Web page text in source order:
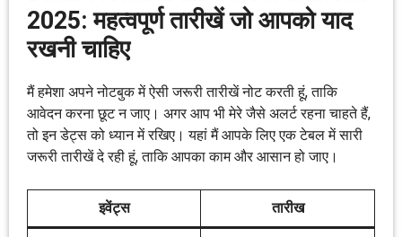
2025: महत्वपूर्ण तारीखें जो आपको याद
रखनी चाहिए
मैं हमेशा अपने नोटबुक में ऐसी जरूरी तारीखें नोट करती हूं, ताकि
आवेदन करना छूट न जाए। अगर आप भी मेरे जैसे अलर्ट रहना चाहते हैं,
तो इन डेट्स को ध्यान में रखिए। यहां मैं आपके लिए एक टेबल में सारी
जरूरी तारीखें दे रही हूं, ताकि आपका काम और आसान हो जाए।
इवेंट्स तारीख